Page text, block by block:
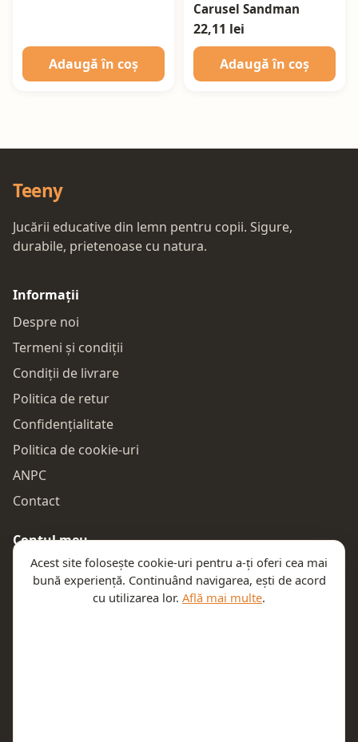
Adaugă în coș
Carusel Sandman
22,11 lei
Adaugă în coș
Teeny
Jucării educative din lemn pentru copii. Sigure,
durabile, prietenoase cu natura.
Informații
Despre noi
Termeni și condiții
Condiții de livrare
Politica de retur
Confidențialitate
Politica de cookie-uri
ANPC
Contact
Contul meu
Autentificare
Comenzile mele
Acest site folosește cookie-uri pentru a-ți oferi cea mai
bună experiență. Continuând navigarea, ești de acord
cu utilizarea lor. Află mai multe.